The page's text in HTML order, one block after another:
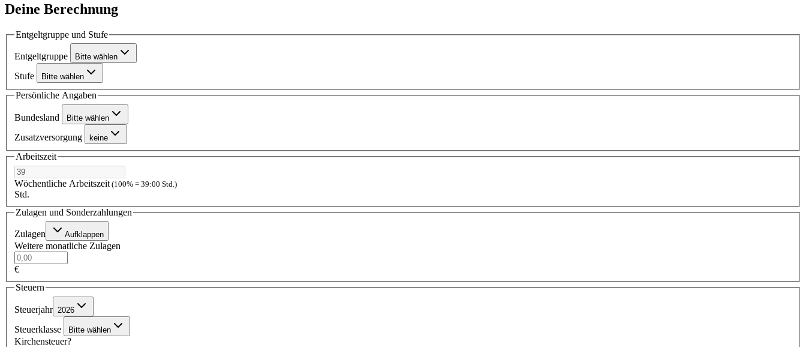
Deine Berechnung
Entgeltgruppe und Stufe
Entgeltgruppe Bitte wählen
Stufe Bitte wählen
Persönliche Angaben
Bundesland Bitte wählen
Zusatzversorgung keine
Arbeitszeit
Wöchentliche Arbeitszeit (100% = 39:00 Std.)
Std.
Zulagen und Sonderzahlungen
Zulagen Aufklappen
Weitere monatliche Zulagen
€
Steuern
Steuerjahr 2026
Steuerklasse Bitte wählen
Kirchensteuer?